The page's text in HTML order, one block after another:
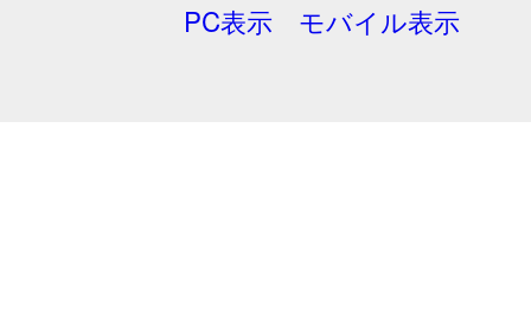
PC表示 モバイル表示